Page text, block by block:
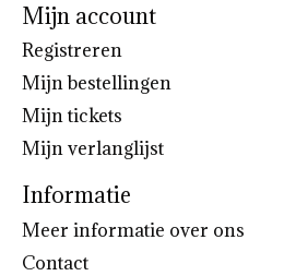
Mijn account
Registreren
Mijn bestellingen
Mijn tickets
Mijn verlanglijst
Informatie
Meer informatie over ons
Contact